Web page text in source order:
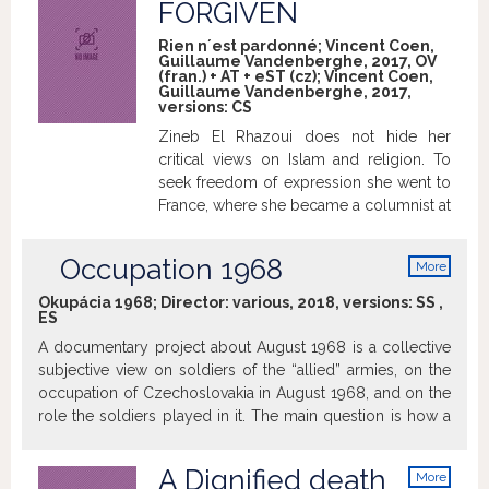
exile.
features various experts who
link in this open structure has a chain
reaction effect on the others. However,
the film is not just a message about the
alarming state of our environment; it also
depicts the inspirational stories of several
people who have decided to become
active protectors.
FORGIVEN
Rien nʼest pardonné; Vincent Coen,
Guillaume Vandenberghe, 2017, OV
(fran.) + AT + eST (cz); Vincent Coen,
Guillaume Vandenberghe, 2017,
versions: CS
Zineb El Rhazoui does not hide her
critical views on Islam and religion. To
seek freedom of expression she went to
France, where she became a columnist at
her life from 2011 to 2016. In 2015, Zineb
had to overcome the shock of her
months, she was confronted with life
under constant threat and massive
security measures, while also preparing
for the birth of her child. Despite losing
determined to fight fanaticism.
More
Occupation 1968
Okupácia 1968; Director: various, 2018, versions: SS ,
ES
A documentary project about August 1968 is a collective
subjective view on soldiers of the “allied” armies, on the
occupation of Czechoslovakia in August 1968, and on the
role the soldiers played in it. The main question is how a
morals play, and what happens when they have to choose
More
A Dignified death